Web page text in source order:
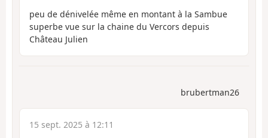
peu de dénivelée même en montant à la Sambue
superbe vue sur la chaine du Vercors depuis
Château Julien
brubertman26
15 sept. 2025 à 12:11